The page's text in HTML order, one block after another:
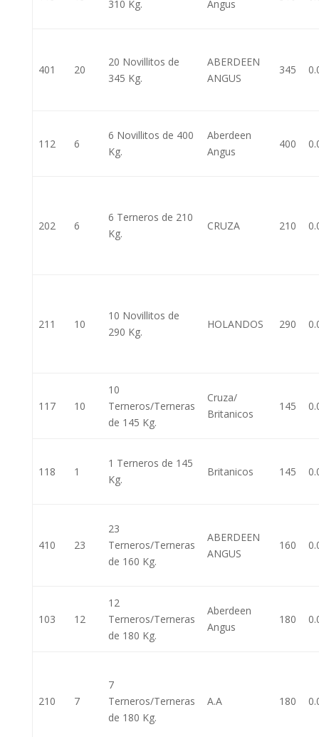
310 Kg.
Angus
401 20
20 Novillitos de
345 Kg.
ABERDEEN
ANGUS
345
112 6
6 Novillitos de 400
Kg.
Aberdeen
Angus
400
202 6
6 Terneros de 210
Kg.
CRUZA 210
211 10
10 Novillitos de
290 Kg.
HOLANDOS 290
117 10
10
Terneros/Terneras
de 145 Kg.
Cruza/
Britanicos
145
118 1
1 Terneros de 145
Kg.
Britanicos 145
410 23
23
Terneros/Terneras
de 160 Kg.
ABERDEEN
ANGUS
160
103 12
12
Terneros/Terneras
de 180 Kg.
Aberdeen
Angus
180
210 7
7
Terneros/Terneras
de 180 Kg.
A.A 180